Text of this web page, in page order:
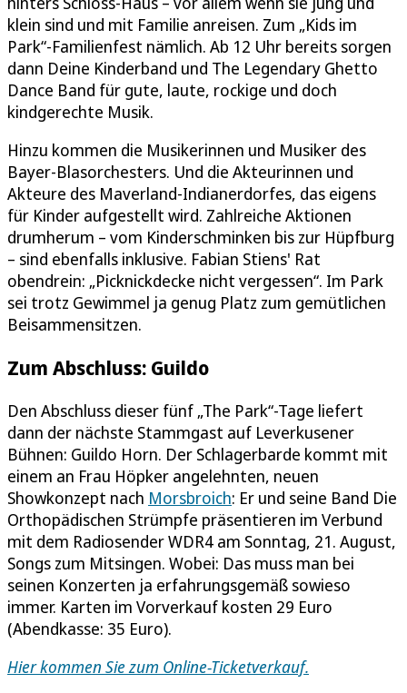
klein sind und mit Familie anreisen. Zum „Kids im
Park“-Familienfest nämlich. Ab 12 Uhr bereits sorgen
dann Deine Kinderband und The Legendary Ghetto
Dance Band für gute, laute, rockige und doch
kindgerechte Musik.
Hinzu kommen die Musikerinnen und Musiker des
Bayer-Blasorchesters. Und die Akteurinnen und
Akteure des Maverland-Indianerdorfes, das eigens
für Kinder aufgestellt wird. Zahlreiche Aktionen
drumherum – vom Kinderschminken bis zur Hüpfburg
– sind ebenfalls inklusive. Fabian Stiens' Rat
obendrein: „Picknickdecke nicht vergessen“. Im Park
sei trotz Gewimmel ja genug Platz zum gemütlichen
Beisammensitzen.
Zum Abschluss: Guildo
Den Abschluss dieser fünf „The Park“-Tage liefert
dann der nächste Stammgast auf Leverkusener
Bühnen: Guildo Horn. Der Schlagerbarde kommt mit
einem an Frau Höpker angelehnten, neuen
Showkonzept nach Morsbroich: Er und seine Band Die
Orthopädischen Strümpfe präsentieren im Verbund
mit dem Radiosender WDR4 am Sonntag, 21. August,
Songs zum Mitsingen. Wobei: Das muss man bei
seinen Konzerten ja erfahrungsgemäß sowieso
immer. Karten im Vorverkauf kosten 29 Euro
(Abendkasse: 35 Euro).
Hier kommen Sie zum Online-Ticketverkauf.